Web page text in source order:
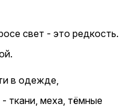
свет - это редкость.
в одежде,
ткани, меха, тёмные